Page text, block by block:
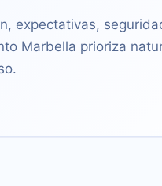
expectativas,
Marbella prioriza